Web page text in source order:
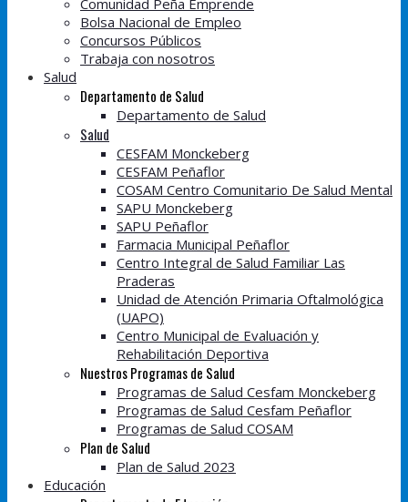
Comunidad Peña Emprende
Bolsa Nacional de Empleo
Concursos Públicos
Trabaja con nosotros
Salud
Departamento de Salud
Departamento de Salud
Salud
CESFAM Monckeberg
CESFAM Peñaflor
COSAM Centro Comunitario De Salud Mental
SAPU Monckeberg
SAPU Peñaflor
Farmacia Municipal Peñaflor
Centro Integral de Salud Familiar Las
Praderas
Unidad de Atención Primaria Oftalmológica
(UAPO)
Centro Municipal de Evaluación y
Rehabilitación Deportiva
Nuestros Programas de Salud
Programas de Salud Cesfam Monckeberg
Programas de Salud Cesfam Peñaflor
Programas de Salud COSAM
Plan de Salud
Plan de Salud 2023
Educación